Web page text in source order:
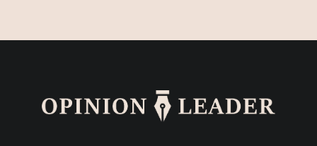
της Μάρως Κοντού (photo)
Μάρω Κοντού: Πέθανε η σπουδαία ηθοποιός (video)